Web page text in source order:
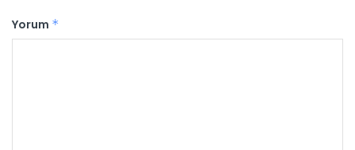
Yorum *